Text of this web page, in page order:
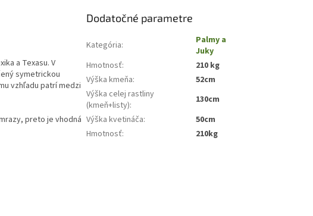
a Texasu. V
symetrickou
vzhľadu patrí medzi
preto je vhodná
Dodatočné parametre
Kategória:
Palmy a
Juky
Hmotnosť:
210 kg
Výška kmeňa:
52cm
Výška celej rastliny
(kmeň+listy):
130cm
Výška kvetináča:
50cm
Hmotnosť: 210kg